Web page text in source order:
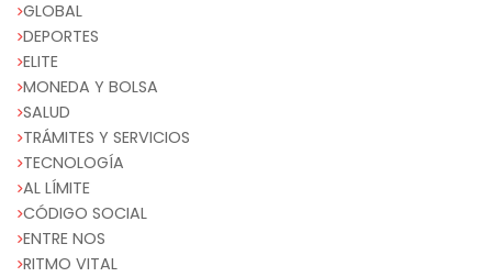
GLOBAL
DEPORTES
ELITE
MONEDA Y BOLSA
SALUD
TRÁMITES Y SERVICIOS
TECNOLOGÍA
AL LÍMITE
CÓDIGO SOCIAL
ENTRE NOS
RITMO VITAL